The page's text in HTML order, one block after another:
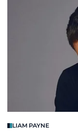
LIAM PAYNE